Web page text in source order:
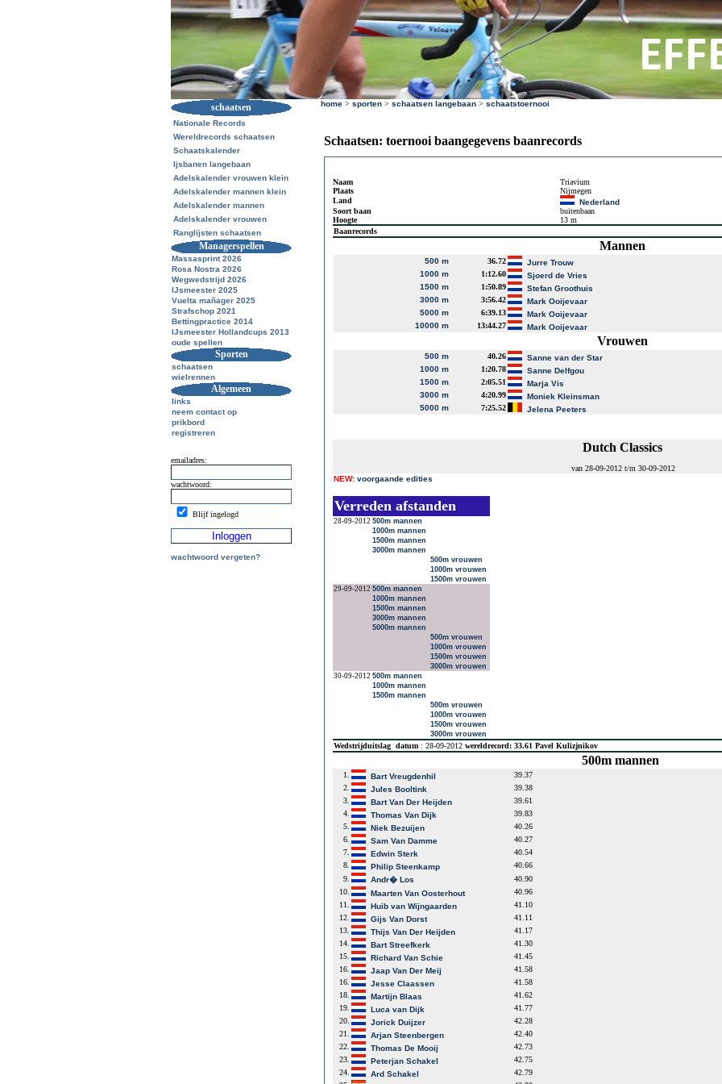
schaatsen
Nationale Records
Wereldrecords schaatsen
Schaatskalender
Ijsbanen langebaan
Adelskalender vrouwen klein
Adelskalender mannen klein
Adelskalender mannen
Adelskalender vrouwen
Ranglijsten schaatsen
Managerspellen
Massasprint 2026
Rosa Nostra 2026
Wegwedstrijd 2026
IJsmeester 2025
Vuelta mañager 2025
Strafschop 2021
Bettingpractice 2014
IJsmeester Hollandcups 2013
oude spellen
Sporten
schaatsen
wielrennen
Algemeen
links
neem contact op
prikbord
registreren
emailadres:
wachtwoord:
Blijf ingelogd
wachtwoord vergeten?
home > sporten > schaatsen langebaan > schaatstoernooi
Schaatsen: toernooi baangegevens baanrecords
Naam
Triavium
Plaats
Nijmegen
Land
Nederland
Soort baan
buitenbaan
Hoogte
13 m
Baanrecords
Mannen
500 m 36.72 Jurre Trouw
1000 m
1:12.60 Sjoerd de Vries
1500 m
1:50.89 Stefan Groothuis
3000 m
3:56.42 Mark Ooijevaar
5000 m
6:39.13 Mark Ooijevaar
10000 m
13:44.27 Mark Ooijevaar
Vrouwen
500 m 40.26 Sanne van der Star
1000 m
1:20.78 Sanne Delfgou
1500 m
2:05.51 Marja Vis
3000 m
4:20.99 Moniek Kleinsman
5000 m
7:25.52 Jelena Peeters
Dutch Classics
van 28-09-2012 t/m 30-09-2012
NEW: voorgaande edities
Verreden afstanden
28-09-2012 500m mannen
1000m mannen
1500m mannen
3000m mannen
500m vrouwen
1000m vrouwen
1500m vrouwen
29-09-2012 500m mannen
1000m mannen
1500m mannen
3000m mannen
5000m mannen
500m vrouwen
1000m vrouwen
1500m vrouwen
3000m vrouwen
30-09-2012 500m mannen
1000m mannen
1500m mannen
500m vrouwen
1000m vrouwen
1500m vrouwen
3000m vrouwen
Wedstrijduitslag datum : 28-09-2012 wereldrecord: 33.61 Pavel Kulizjnikov
500m mannen
1. Bart Vreugdenhil
39.37
2.
Jules Booltink
39.38
3.
Bart Van Der Heijden
39.61
4.
Thomas Van Dijk
39.83
5.
Niek Bezuijen
40.26
6.
Sam Van Damme
40.27
7.
Edwin Sterk
40.54
8.
Philip Steenkamp
40.66
9.
Andr� Los
40.90
10.
Maarten Van Oosterhout
40.96
11.
Huib van Wijngaarden
41.10
12.
Gijs Van Dorst
41.11
13.
Thijs Van Der Heijden
41.17
14.
Bart Streefkerk
41.30
15.
Richard Van Schie
41.45
16.
Jaap Van Der Meij
41.58
16.
Jesse Claassen
41.58
18.
Martijn Blaas
41.62
19.
Luca van Dijk
41.77
20.
Jorick Duijzer
42.28
21.
Arjan Steenbergen
42.40
22.
Thomas De Mooij
42.73
23.
Peterjan Schakel
42.75
24.
Ard Schakel
42.79